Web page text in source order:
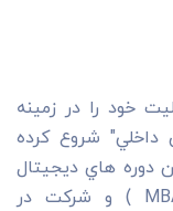
پايتخت در سال 1390 فعاليت خود را در زمينه
داخلي" شروع کرده
دوره هاي ديجيتال
مارکتينگ و کسب و کارهاي نوين (MBA ) و شرکت در